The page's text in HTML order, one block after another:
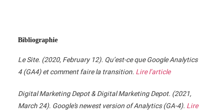
Bibliographie
Le Site. (2020, February 12). Qu’est-ce que Google Analytics
4 (GA4) et comment faire la transition. Lire l’article
Digital Marketing Depot & Digital Marketing Depot. (2021,
March 24). Google’s newest version of Analytics (GA-4). Lire